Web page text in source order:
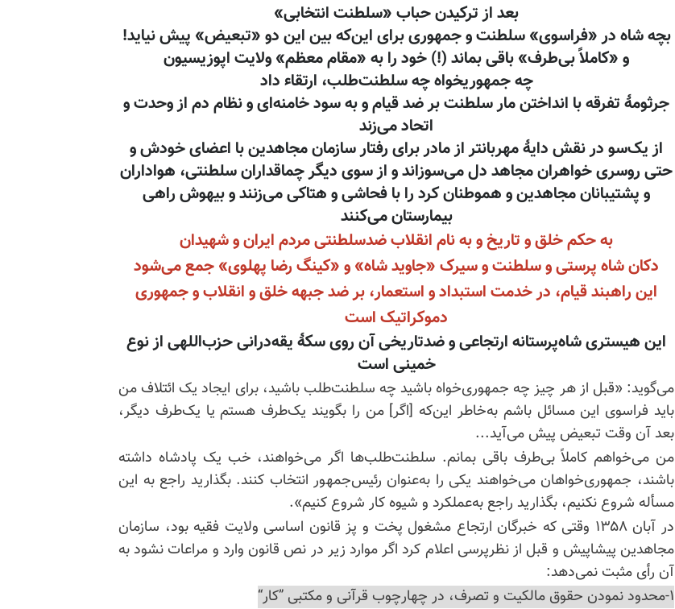
بعد از ترکیدن حباب «سلطنت انتخابی»
بچه شاه در «فراسوی» سلطنت و جمهوری برای این‌که بین این دو «تبعیض» پیش نیاید!
و «کاملاً بی‌طرف» باقی بماند (!) خود را به «مقام معظم» ولایت اپوزیسیون
چه جمهوریخواه چه سلطنت‌طلب، ارتقاء داد
جرثومهٔ تفرقه با انداختن مار سلطنت بر ضد قیام و به سود خامنه‌ای و نظام دم از وحدت و
اتحاد می‌زند
از یک‌سو در نقش دایهٔ مهربانتر از مادر برای رفتار سازمان مجاهدین با اعضای خودش و
حتی روسری خواهران مجاهد دل می‌سوزاند و از سوی دیگر چماقداران سلطنتی، هواداران
و پشتیبانان مجاهدین و هموطنان کرد را با فحاشی و هتاکی می‌زنند و بیهوش راهی
بیمارستان می‌کنند
به حکم خلق و تاریخ و به نام انقلاب ضدسلطنتی مردم ایران و شهیدان
دکان شاه پرستی و سلطنت و سیرک «جاوید شاه» و «کینگ رضا پهلوی» جمع می‌شود
این راهبند قیام، در خدمت استبداد و استعمار، بر ضد جبهه خلق و انقلاب و جمهوری
دموکراتیک است
این هیستری شاه‌پرستانه ارتجاعی و ضدتاریخی آن روی سکهٔ یقه‌درانی حزب‌اللهی از نوع
خمینی است
می‌گوید: «قبل از هر چیز چه جمهوری‌خواه باشید چه سلطنت‌طلب باشید، برای ایجاد یک ائتلاف من
باید فراسوی این مسائل باشم به‌خاطر این‌که [اگر] من را بگویند یک‌طرف هستم یا یک‌طرف دیگر،
بعد آن وقت تبعیض پیش می‌آید...
من می‌خواهم کاملاً بی‌طرف باقی بمانم. سلطنت‌طلب‌ها اگر می‌خواهند، خب یک پادشاه داشته
باشند، جمهوری‌خواهان می‌خواهند یکی را به‌عنوان رئیس‌جمهور انتخاب کنند. بگذارید راجع به این
مسأله شروع نکنیم، بگذارید راجع به‌عملکرد و شیوه کار شروع کنیم».
در آبان ۱۳۵۸ وقتی که خبرگان ارتجاع مشغول پخت و پز قانون اساسی ولایت فقیه بود، سازمان
مجاهدین پیشاپیش و قبل از نظرپرسی اعلام کرد اگر موارد زیر در نص قانون وارد و مراعات نشود به
آن رأی مثبت نمی‌دهد:
۱-محدود نمودن حقوق مالکیت و تصرف، در چهارچوب قرآنی و مکتبی ”کار“